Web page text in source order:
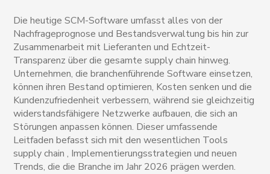
Die heutige SCM-Software umfasst alles von der
Nachfrageprognose und Bestandsverwaltung bis hin zur
Zusammenarbeit mit Lieferanten und Echtzeit-
Transparenz über die gesamte supply chain hinweg.
Unternehmen, die branchenführende Software einsetzen,
können ihren Bestand optimieren, Kosten senken und die
Kundenzufriedenheit verbessern, während sie gleichzeitig
widerstandsfähigere Netzwerke aufbauen, die sich an
Störungen anpassen können. Dieser umfassende
Leitfaden befasst sich mit den wesentlichen Tools
supply chain , Implementierungsstrategien und neuen
Trends, die die Branche im Jahr 2026 prägen werden.